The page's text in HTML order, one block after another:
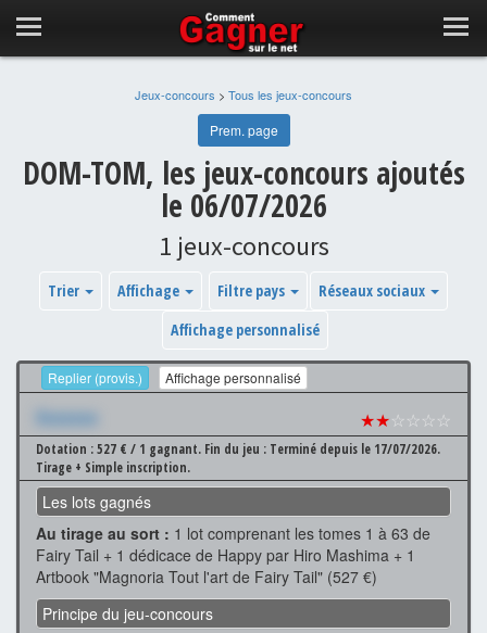
Jeux-concours > Tous les jeux-concours
Prem. page
DOM-TOM, les jeux-concours ajoutés
le 06/07/2026
1 jeux-concours
Trier Affichage Filtre pays
Réseaux sociaux
Affichage personnalisé
Replier (provis.) Affichage personnalisé
Xxxxxxx ★★☆☆☆☆
Dotation : 527 € / 1 gagnant. Fin du jeu : Terminé depuis le 17/07/2026.
Tirage + Simple inscription.
Les lots gagnés
Au tirage au sort : 1 lot comprenant les tomes 1 à 63 de
Fairy Tail + 1 dédicace de Happy par Hiro Mashima + 1
Artbook "Magnoria Tout l'art de Fairy Tail" (527 €)
Principe du jeu-concours